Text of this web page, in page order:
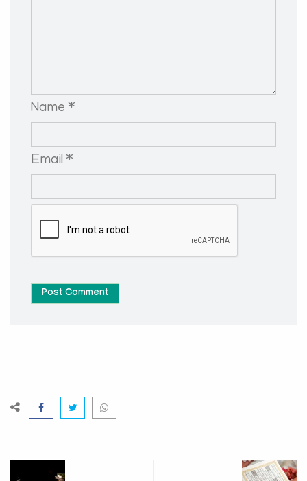
Name *
Email *
Post Comment